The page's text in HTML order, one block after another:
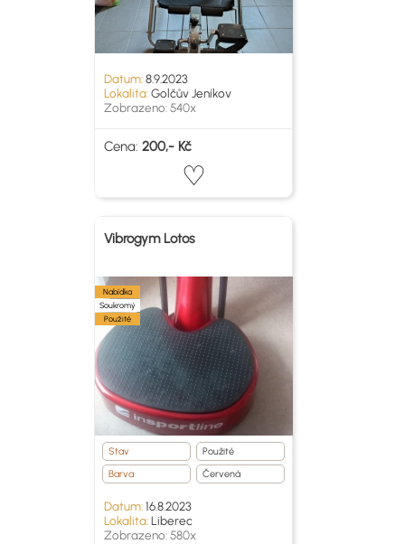
Datum:8.9.2023
Lokalita:Golčův Jeníkov
Zobrazeno: 540x
Cena: 200,- Kč
Vibrogym Lotos
Nabídka
Soukromý
Použité
Stav
Použité
Barva
Červená
Datum:16.8.2023
Lokalita:Liberec
Zobrazeno: 580x